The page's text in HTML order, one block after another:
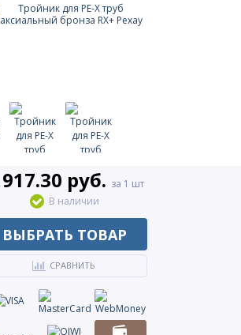
руб. за 1 шт
В наличии
ВЫБРАТЬ ТОВАР
СРАВНИТЬ